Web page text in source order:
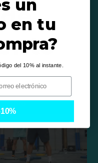
un
en tu
del 10% al instante.